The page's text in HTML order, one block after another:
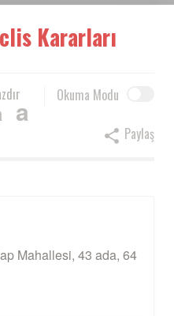
Kararları
Okuma Modu
a
Paylaş
Mahallesi, 43 ada, 64